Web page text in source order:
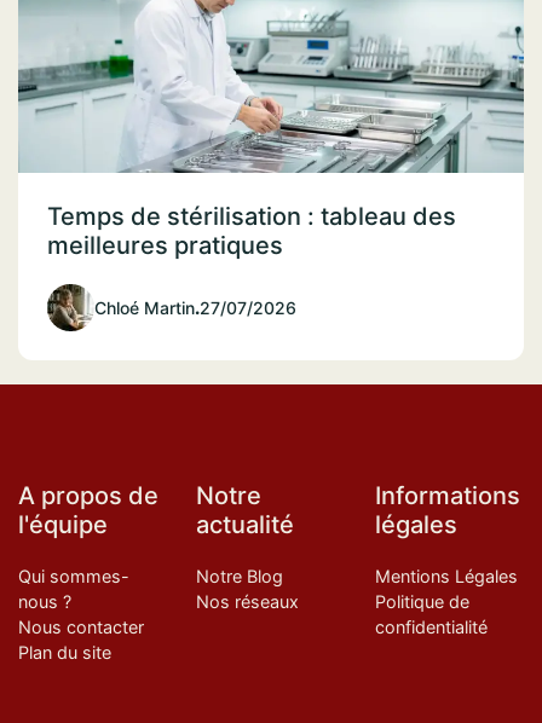
Temps de stérilisation : tableau des
meilleures pratiques
Chloé Martin.27/07/2026
A propos de
l'équipe
Qui sommes-
nous ?
Nous contacter
Plan du site
Notre
actualité
Notre Blog
Nos réseaux
Informations
légales
Mentions Légales
Politique de
confidentialité